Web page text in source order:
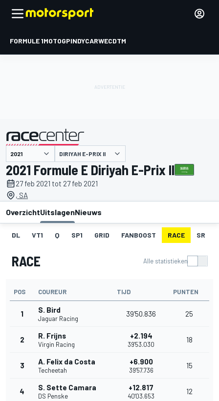
FORMULE 1MOTOGPINDYCARWECDTM
gepresenteerd door DIRIYAH E-PRIX II
2021 Formule E Diriyah E-Prix II
27 feb 2021 tot 27 feb 2021
, SA
OverzichtUitslagenNieuws
DL VT1 Q SP1 GRID FANBOOST RACE SR
RACE Alle statistieken
POS COUREUR TIJD PUNTEN
1 S. Bird
Jaguar Racing
39'50.836 25
2 R. Frijns
Virgin Racing
+2.194
39'53.030
18
3 A. Felix da Costa
Techeetah
+6.900
39'57.736
15
4 S. Sette Camara
DS Penske
+12.817
40'03.653
12